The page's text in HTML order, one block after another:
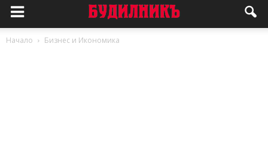
Начало Бизнес и Икономика